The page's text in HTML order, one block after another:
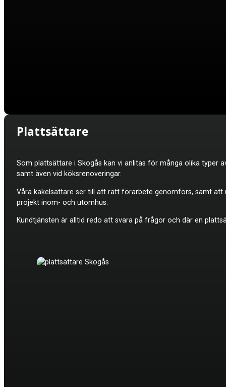
Plattsättare
Som plattsättare i Skogås kan vi anlitas för många olika typer
samt även vid köksrenoveringar.
Våra kakelsättare ser till att rätt förarbete genomförs, samt
projekt inom- och utomhus.
Kundtjänsten är alltid redo att svara på frågor och där en